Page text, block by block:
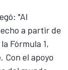
"Al
a partir de
Fórmula 1,
Con el apoyo